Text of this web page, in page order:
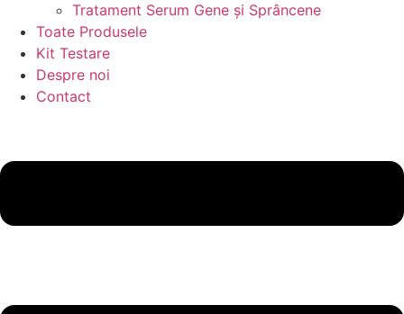
Tratament Serum Gene și Sprâncene
Toate Produsele
Kit Testare
Despre noi
Contact